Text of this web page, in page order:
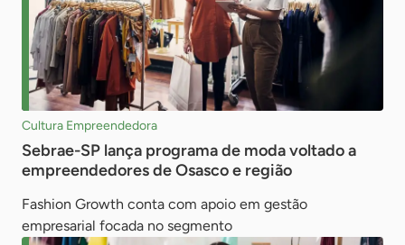
Cultura Empreendedora
Sebrae-SP lança programa de moda voltado a
empreendedores de Osasco e região
Fashion Growth conta com apoio em gestão
empresarial focada no segmento